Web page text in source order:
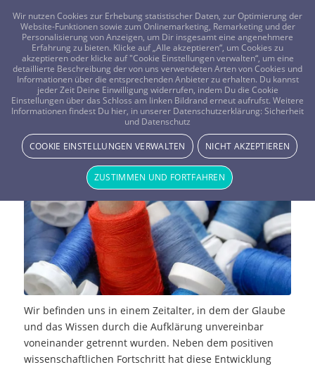
FRAGEN? KOSTENLOS ANRUFEN: 0800-8478266
Suche nach Individualismus –
Esoterik wird beliebter
NEWS & STORYS
Wir befinden uns in einem Zeitalter, in dem der Glaube
und das Wissen durch die Aufklärung unvereinbar
voneinander getrennt wurden. Neben dem positiven
wissenschaftlichen Fortschritt hat diese Entwicklung
Wir nutzen Cookies zur Erhebung statistischer Daten, zur Optimierung der
Website-Funktionen sowie zum Onlinemarketing, Remarketing und der
Personalisierung von Anzeigen, um Dir insgesamt eine angenehmere
Erfahrung zu bieten. Klicke auf „Alle akzeptieren“, um Cookies zu
akzeptieren oder klicke auf "Cookie Einstellungen verwalten“, um eine
detaillierte Beschreibung der von uns verwendeten Arten von Cookies und
Informationen über die entsprechenden Anbieter zu erhalten. Du kannst
jeder Zeit Deine Einwilligung widerrufen, indem Du die Cookie
Einstellungen über das Schloss am linken Bildrand erneut aufrufst. Weitere
Informationen findest Du hier, in unserer Datenschutzerklärung: Sicherheit
und Datenschutz
COOKIE EINSTELLUNGEN VERWALTEN NICHT AKZEPTIEREN
ZUSTIMMEN UND FORTFAHREN